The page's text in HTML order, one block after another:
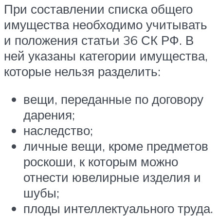
При составлении списка общего
имущества необходимо учитывать
и положения статьи 36 СК РФ. В
ней указаны категории имущества,
которые нельзя разделить:
вещи, переданные по договору
дарения;
наследство;
личные вещи, кроме предметов
роскоши, к которым можно
отнести ювелирные изделия и
шубы;
плоды интеллектуального труда.